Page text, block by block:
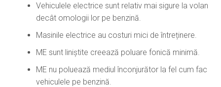
Vehiculele electrice sunt relativ mai sigure la volan
decât omologii lor pe benzină.
Masinile electrice au costuri mici de întreținere.
ME sunt liniștite creează poluare fonică minimă.
ME nu poluează mediul înconjurător la fel cum fac
vehiculele pe benzină.